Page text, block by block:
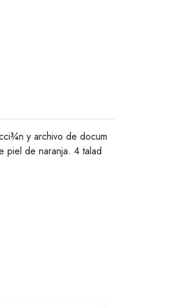
y archivo de docum
piel de naranja. 4 talad